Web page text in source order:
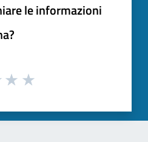
le informazioni